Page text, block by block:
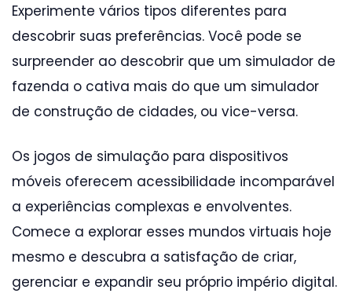
Experimente vários tipos diferentes para
descobrir suas preferências. Você pode se
surpreender ao descobrir que um simulador de
fazenda o cativa mais do que um simulador
de construção de cidades, ou vice-versa.
Os jogos de simulação para dispositivos
móveis oferecem acessibilidade incomparável
a experiências complexas e envolventes.
Comece a explorar esses mundos virtuais hoje
mesmo e descubra a satisfação de criar,
gerenciar e expandir seu próprio império digital.